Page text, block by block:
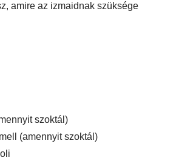
amire az izmaidnak szüksége
szoktál)
(amennyit szoktál)